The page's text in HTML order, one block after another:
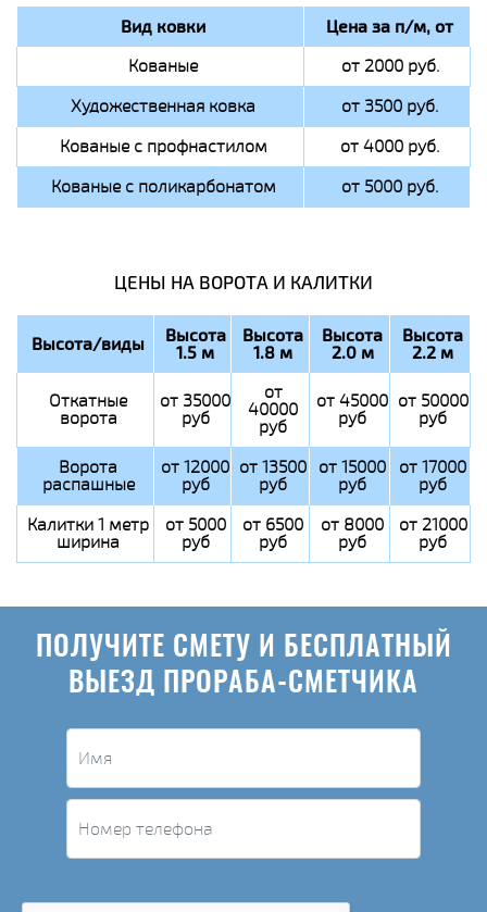
Вид ковки Цена за п/м, от
Кованые
от 2000 руб.
Художественная ковка
от 3500 руб.
Кованые с профнастилом
от 4000 руб.
Кованые с поликарбонатом
от 5000 руб.
ЦЕНЫ НА ВОРОТА И КАЛИТКИ
Высота/виды Высота
1.5 м
Высота
1.8 м
Высота
2.0 м
Высота
2.2 м
Откатные
ворота
от 35000
руб
от
40000
руб
от 45000
руб
от 50000
руб
Ворота
распашные
от 12000
руб
от 13500
руб
от 15000
руб
от 17000
руб
Калитки 1 метр
ширина
от 5000
руб
от 6500
руб
от 8000
руб
от 21000
руб
ПОЛУЧИТЕ СМЕТУ И БЕСПЛАТНЫЙ
ВЫЕЗД ПРОРАБА-СМЕТЧИКА